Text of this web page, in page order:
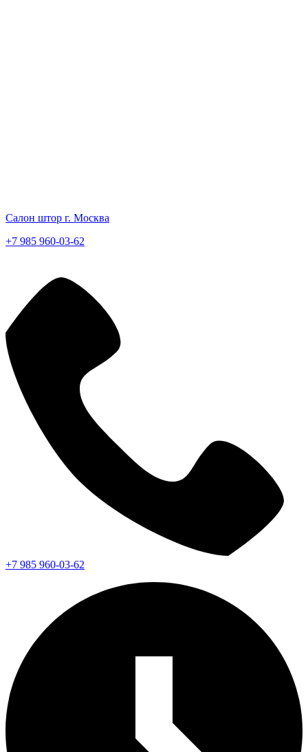
Салон штор г. Москва
+7 985 960-03-62
+7 985 960-03-62